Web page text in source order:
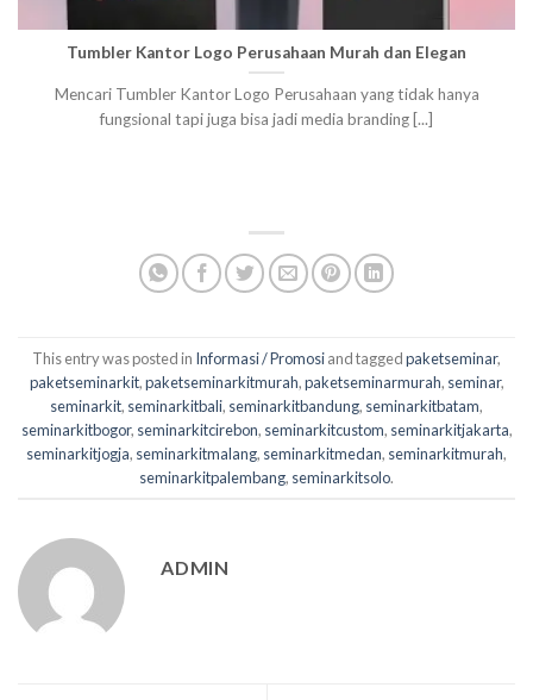
Tumbler Kantor Logo Perusahaan Murah dan Elegan
Mencari Tumbler Kantor Logo Perusahaan yang tidak hanya
fungsional tapi juga bisa jadi media branding [...]
This entry was posted in Informasi / Promosiand taggedpaketseminar,
paketseminarkit,paketseminarkitmurah,paketseminarmurah, seminar,
seminarkit, seminarkitbali, seminarkitbandung, seminarkitbatam,
seminarkitbogor, seminarkitcirebon, seminarkitcustom, seminarkitjakarta,
seminarkitjogja, seminarkitmalang, seminarkitmedan, seminarkitmurah,
seminarkitpalembang, seminarkitsolo.
ADMIN